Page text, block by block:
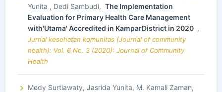
Yunita , Dedi Sambudi, The Implementation
Evaluation for Primary Health Care Management
with'Utama' Accredited in KamparDistrict in 2020 ,
Jurnal kesehatan komunitas (Journal of community
health): Vol. 6 No. 3 (2020): Journal of Community
Health
Medy Surtiawaty, Jasrida Yunita, M. Kamali Zaman,